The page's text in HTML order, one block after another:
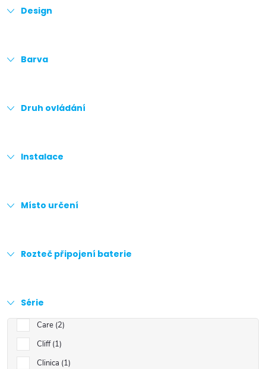
Design
Barva
Druh ovládání
Instalace
Místo určení
Rozteč připojení baterie
Série
Care 2
Cliff 1
Clinica 1